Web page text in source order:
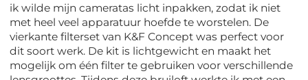
ik wilde mijn cameratas licht inpakken, zodat ik niet
met heel veel apparatuur hoefde te worstelen. De
vierkante filterset van K&F Concept was perfect voor
dit soort werk. De kit is lichtgewicht en maakt het
mogelijk om één filter te gebruiken voor verschillende